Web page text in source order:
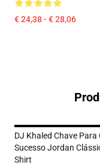
€ 24,38 - € 28,06
DJ Khaled Chave Para
Sucesso Jordan
Shirt